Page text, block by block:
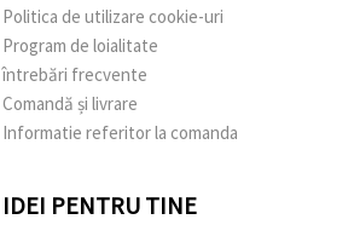
Politica de utilizare cookie-uri
Program de loialitate
întrebări frecvente
Comandă și livrare
Informatie referitor la comanda
IDEI PENTRU TINE